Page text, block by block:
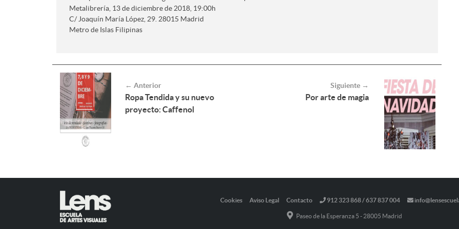
Metalibrería, 13 de diciembre de 2018, 19:00h
C/ Joaquín María López, 29. 28015 Madrid
Metro de Islas Filipinas
← Anterior
Ropa Tendida y su nuevo
proyecto: Caffenol
Siguiente →
Por arte de magia
Cookies Aviso Legal Contacto 912 323 868 / 637 837 004
Paseo de la Esperanza 5 - 28005 Madrid